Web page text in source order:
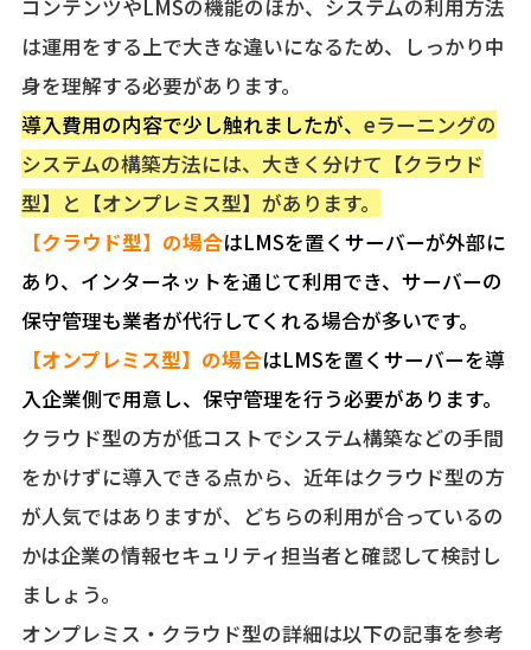
コンテンツやLMSの機能のほか、システムの利用方法
は運用をする上で大きな違いになるため、しっかり中
身を理解する必要があります。
導入費用の内容で少し触れましたが、 eラーニングの
システムの構築方法には、大きく分けて【クラウド
型】と【オンプレミス型】があります。
【クラウド型】 の場合はLMSを置くサーバーが外部に
あり、インターネットを通じて利用でき、サーバーの
保守管理も業者が代行してくれる場合が多いです。
【オンプレミス型】 の場合はLMSを置くサーバーを導
入企業側で用意し、保守管理を行う必要があります。
クラウド型の方が低コストでシステム構築などの手間
をかけずに導入できる点から、近年はクラウド型の方
が人気ではありますが、どちらの利用が合っているの
かは企業の情報セキュリティ担当者と確認して検討し
ましょう。
オンプレミス・クラウド型の詳細は以下の記事を参考